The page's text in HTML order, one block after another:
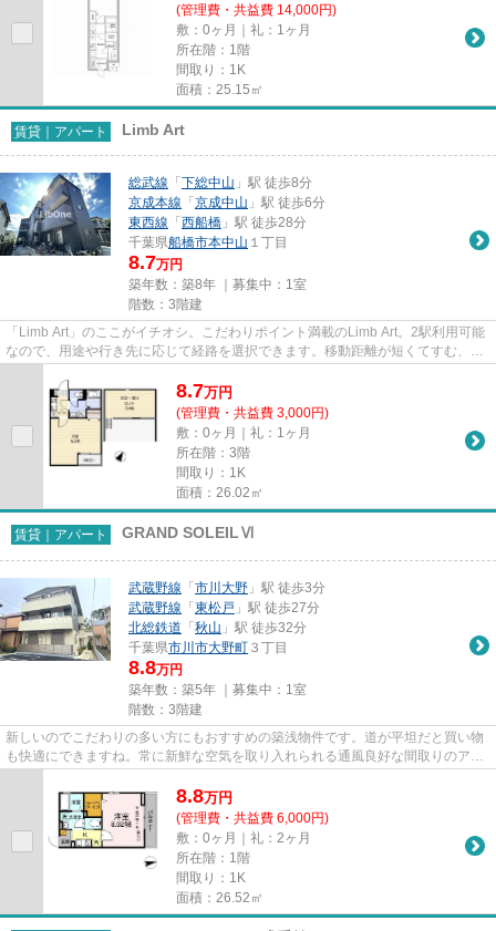
(管理費・共益費 14,000円)
敷：0ヶ月｜礼：1ヶ月
所在階：1階
間取り：1K
面積：25.15㎡
賃貸｜アパート Limb Art
総武線 「 下総中山 」駅 徒歩8分
京成本線 「 京成中山 」駅 徒歩6分
東西線 「 西船橋 」駅 徒歩28分
千葉県船橋市本中山 １丁目
8.7万円
築年数：築8年 ｜募集中： 1室
階数：3階建
「Limb Art」のここがイチオシ。こだわりポイント満載のLimb Art。2駅利用可能
なので、用途や行き先に応じて経路を選択できます。移動距離が短くてすむ、敷
8.7万円
(管理費・共益費 3,000円)
敷：0ヶ月｜礼：1ヶ月
所在階：3階
間取り：1K
面積：26.02㎡
賃貸｜アパート GRAND SOLEILⅥ
武蔵野線 「 市川大野 」駅 徒歩3分
武蔵野線 「 東松戸 」駅 徒歩27分
北総鉄道 「 秋山 」駅 徒歩32分
千葉県市川市大野町 ３丁目
8.8万円
築年数：築5年 ｜募集中： 1室
階数：3階建
新しいのでこだわりの多い方にもおすすめの築浅物件です。道が平坦だと買い物
も快適にできますね。常に新鮮な空気を取り入れられる通風良好な間取りのアパ
8.8万円
(管理費・共益費 6,000円)
敷：0ヶ月｜礼：2ヶ月
所在階：1階
間取り：1K
面積：26.52㎡